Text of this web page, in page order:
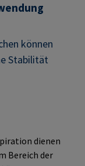
können
Stabilität